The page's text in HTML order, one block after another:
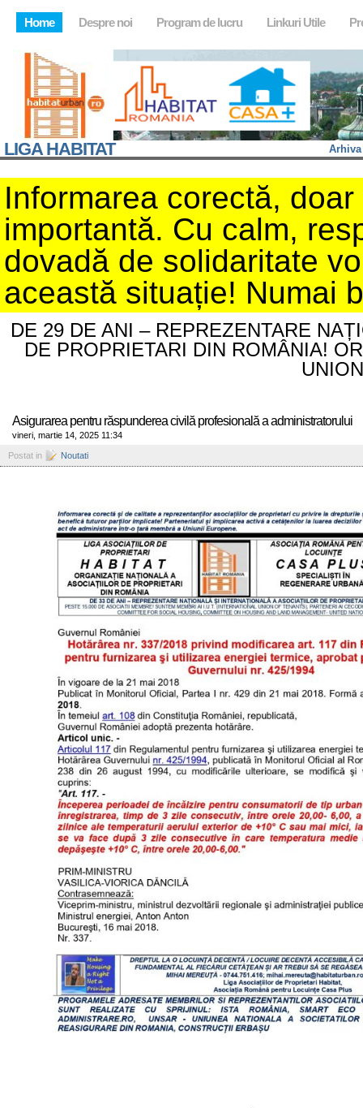
Home Despre noi Program de lucru Linkuri Utile
LIGA HABITAT Arhiva
Informarea corectă,
importantă. Cu calm,
dovadă de solidaritate
această situație! Numai
DE 29 DE ANI – REPREZENTARE
DE PROPRIETARI DIN ROMÂNIA!
Asigurarea pentru răspunderea civilă profesională a administratorului
vineri, martie 14, 2025 11:34
Postat in Noutati